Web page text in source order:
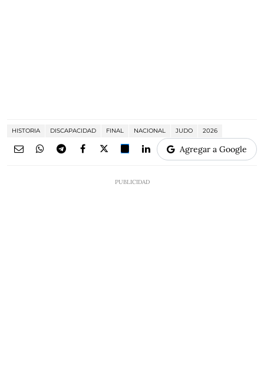
HISTORIA DISCAPACIDAD FINAL NACIONAL JUDO 2026
Agregar a Google